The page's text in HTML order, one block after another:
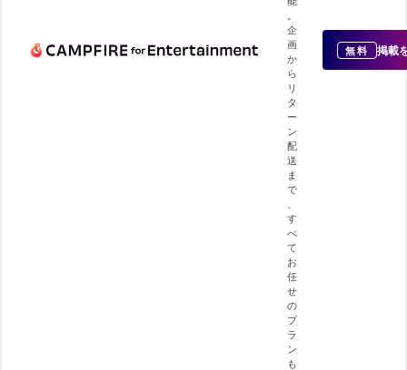
。
企
画
か
ら
リ
タ
ー
ン
配
送
ま
で
、
す
べ
て
お
任
せ
の
プ
ラ
ン
も
無料 掲載